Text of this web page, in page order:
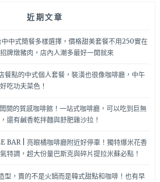
近期文章
中式簡餐多樣選擇，價格甜美套餐不用250實在
牌燉豬肉，店內人潮多最好一開就來
餐點的中式個人套餐，裝潢也很像咖啡廳，中午
吃功夫菜色！
開的質感咖啡館！一站式咖啡廳，可以吃到巨無
還有鹹香乾拌麵與舒肥雞沙拉！
BAR | 亮眼橘咖啡廳附近好停車！獨特爆米花香
特調，超大份量巴斯克與碎片提拉米蘇必點！
型，賣的不是火鍋而是韓式甜點和咖啡！也有早